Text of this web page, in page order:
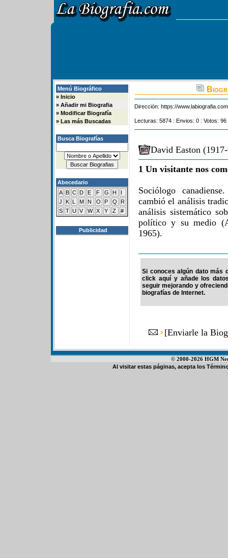
Menú Biográfico
» Inicio
» Añadir mi Biografia
» Modificar Biografía
» Las más Buscadas
Busca Biografías
Abecedario
A B C D E F G H
I
J
K L M N O P Q
R
S T U V W X Y Z #
Publicidad
Dirección: https://
Lecturas: 5874 : Envios: 0 : Votos:
David Easton
1 Un visitante nos
Sociólogo
cambió el análisis
análisis sistemático
político y su medio
1965).
Si conoces algún dato más
click aquí y añade los
seguir mejorando y
biografías de Internet.
[Enviarle la
© 2000-2026 HGM
Al visitar estas páginas, acepta los